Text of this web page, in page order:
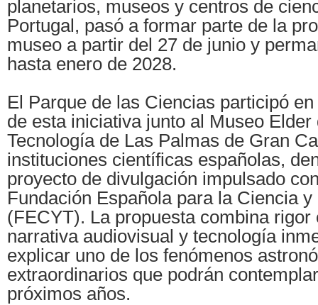
planetarios, museos y centros de
Portugal, pasó a formar parte de la
museo a partir del 27 de junio y
hasta enero de 2028.
El Parque de las Ciencias participó
de esta iniciativa junto al Museo
Tecnología de Las Palmas de Gran
instituciones científicas españolas,
proyecto de divulgación impulsado
Fundación Española para la Ciencia y
(FECYT). La propuesta combina rigor
narrativa audiovisual y tecnología
explicar uno de los fenómenos
extraordinarios que podrán
próximos años.